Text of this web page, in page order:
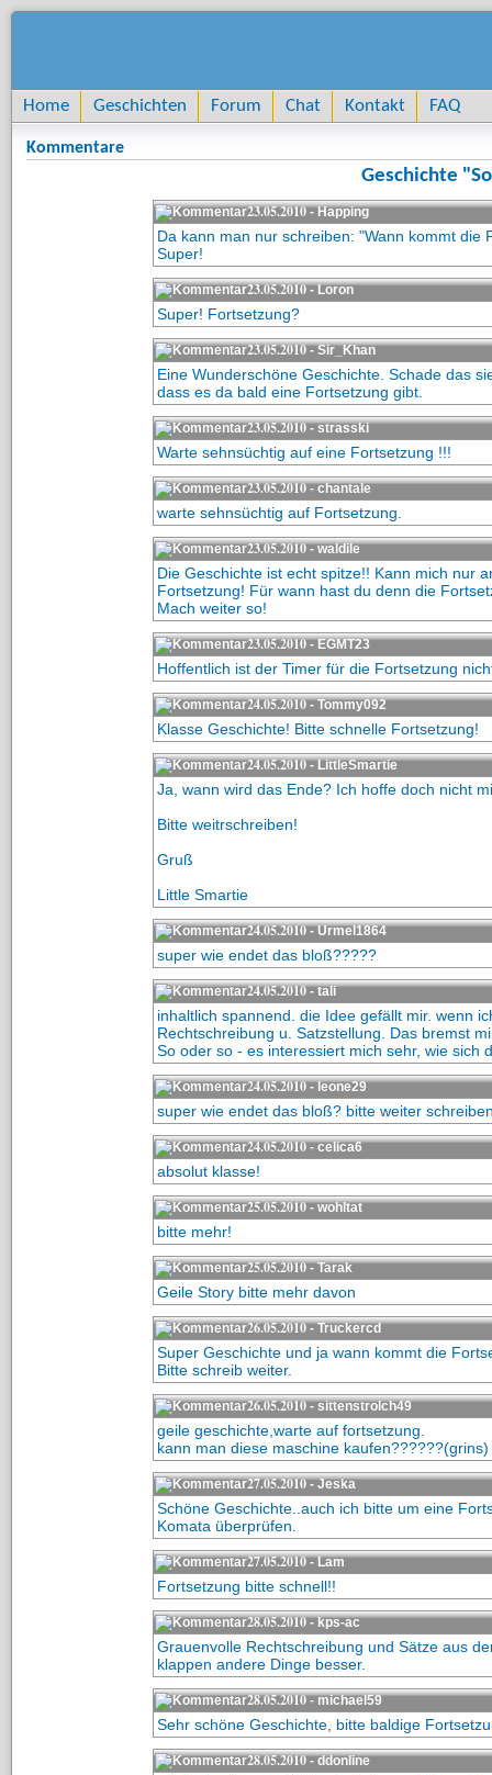
Home Geschichten Forum Chat Kontakt FAQ
Kommentare
Geschichte
23.05.2010- Happing
Da kann man nur schreiben: "Wann kommt die
Super!
23.05.2010- Loron
Super! Fortsetzung?
23.05.2010- Sir_Khan
Eine Wunderschöne Geschichte. Schade das
dass es da bald eine Fortsetzung gibt.
23.05.2010- strasski
Warte sehnsüchtig auf eine Fortsetzung !!!
23.05.2010- chantale
warte sehnsüchtig auf Fortsetzung.
23.05.2010- waldile
Die Geschichte ist echt spitze!! Kann mich nur
Fortsetzung! Für wann hast du denn die
Mach weiter so!
23.05.2010- EGMT23
Hoffentlich ist der Timer für die Fortsetzung
24.05.2010- Tommy092
Klasse Geschichte! Bitte schnelle Fortsetzung!
24.05.2010- LittleSmartie
Ja, wann wird das Ende? Ich hoffe doch nicht
Bitte weitrschreiben!
Gruß
Little Smartie
24.05.2010- Urmel1864
super wie endet das bloß?????
24.05.2010- tali
inhaltlich spannend. die Idee gefällt mir. wenn
Rechtschreibung u. Satzstellung. Das bremst
So oder so - es interessiert mich sehr, wie sich
24.05.2010- leone29
super wie endet das bloß? bitte weiter
24.05.2010- celica6
absolut klasse!
25.05.2010- wohltat
bitte mehr!
25.05.2010- Tarak
Geile Story bitte mehr davon
26.05.2010- Truckercd
Super Geschichte und ja wann kommt die
Bitte schreib weiter.
26.05.2010- sittenstrolch49
geile geschichte,warte auf fortsetzung.
kann man diese maschine kaufen??????(grins)
27.05.2010- Jeska
Schöne Geschichte..auch ich bitte um eine
Komata überprüfen.
27.05.2010- Lam
Fortsetzung bitte schnell!!
28.05.2010- kps-ac
Grauenvolle Rechtschreibung und Sätze aus
klappen andere Dinge besser.
28.05.2010- michael59
Sehr schöne Geschichte, bitte baldige
28.05.2010- ddonline